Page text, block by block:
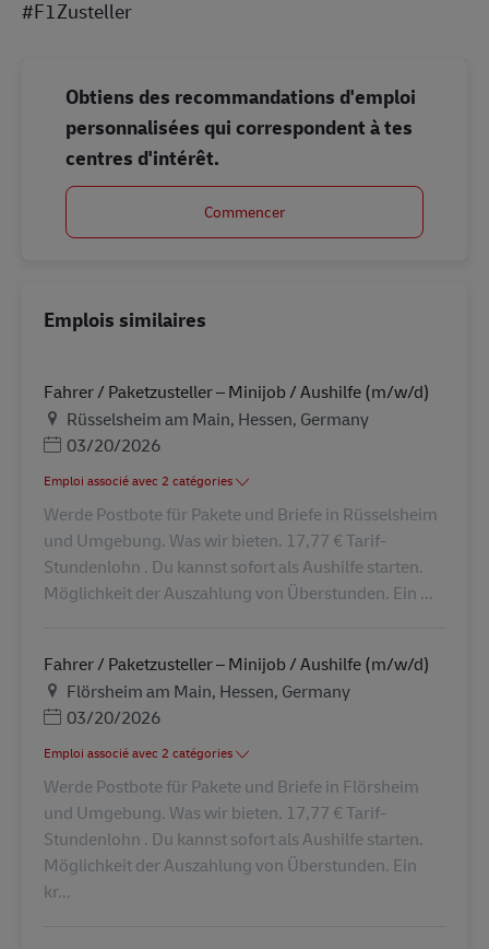
#F1Zusteller
Obtiens des recommandations d'emploi
personnalisées qui correspondent à tes
centres d'intérêt.
Commencer
Emplois similaires
Fahrer / Paketzusteller – Minijob / Aushilfe (m/w/d)
LieuRüsselsheim am Main, Hessen, Germany
Posted Date
03/20/2026
Emploi associé avec 2 catégories
Werde Postbote für Pakete und Briefe in Rüsselsheim
und Umgebung. Was wir bieten. 17,77 € Tarif-
Stundenlohn . Du kannst sofort als Aushilfe starten.
Möglichkeit der Auszahlung von Überstunden. Ein ...
Fahrer / Paketzusteller – Minijob / Aushilfe (m/w/d)
LieuFlörsheim am Main, Hessen, Germany
Posted Date
03/20/2026
Emploi associé avec 2 catégories
Werde Postbote für Pakete und Briefe in Flörsheim
und Umgebung. Was wir bieten. 17,77 € Tarif-
Stundenlohn . Du kannst sofort als Aushilfe starten.
Möglichkeit der Auszahlung von Überstunden. Ein
kr...